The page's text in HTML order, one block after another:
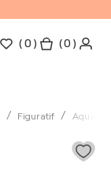
(0 ) ( 0 )
Figuratif